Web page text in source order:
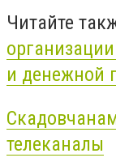
Читайте
и денежной
телеканалы